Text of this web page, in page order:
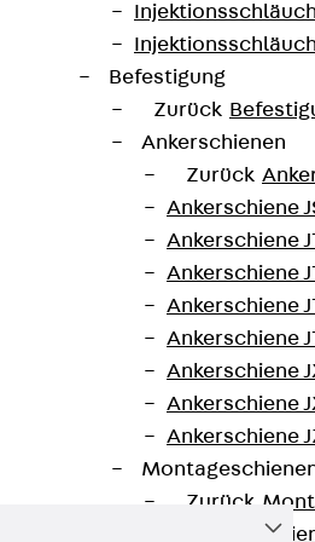
Befestigung
Zurück
Ankerschienen
Zurück
Ankerschiene
Ankerschiene
Ankerschiene
Ankerschiene
Ankerschiene
Ankerschiene
Ankerschiene
Ankerschiene
Zurück
bis M20 und den Längen